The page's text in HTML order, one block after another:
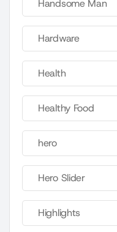
Handsome Man
Hardware
Health
Healthy Food
hero
Hero Slider
Highlights